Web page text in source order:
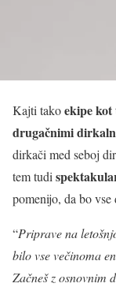
Kajti takoekipe
drugačnimi
dirkači med seboj
tem tudi
pomenijo, da bo vse
“Priprave na
bilo vse večinoma
Začneš z osnovnim